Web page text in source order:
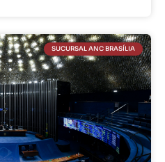
SUCURSAL ANC BRASÍLIA